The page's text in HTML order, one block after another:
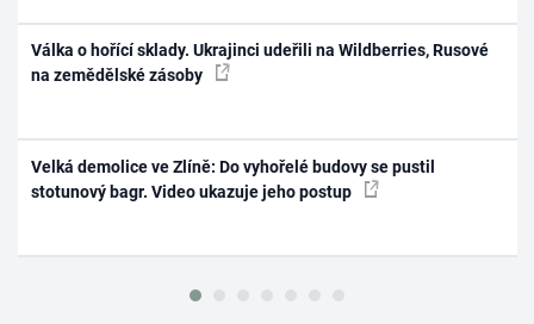
Válka o hořící sklady. Ukrajinci udeřili na Wildberries, Rusové
na zemědělské zásoby
Velká demolice ve Zlíně: Do vyhořelé budovy se pustil
stotunový bagr. Video ukazuje jeho postup